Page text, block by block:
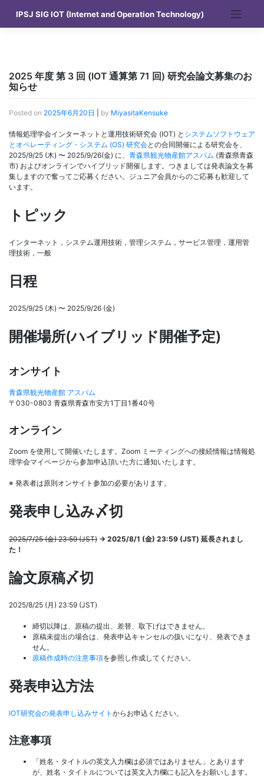
content
IPSJ SIG IOT (Internet and Operation Technology)
2025 年度 第 3 回 (IOT 通算第 71 回) 研究会論文募集のお
知らせ
Posted on 2025年6月20日 by MiyasitaKensuke
情報処理学会インターネットと運用技術研究会 (IOT) と システムソフトウェア
とオペレーティング・システム (OS) 研究会との合同開催による研究会を、
2025/9/25 (木) 〜 2025/9/26(金) に、 青森県観光物産館アスパム (青森県青森
市) およびオンラインでハイブリッド開催します。つきましては発表論文を募
集しますので奮ってご応募ください。ジュニア会員からのご応募も歓迎して
います。
トピック
インターネット，システム運用技術，管理システム，サービス管理，運用管
理技術，一般
日程
2025/9/25 (木) 〜 2025/9/26 (金)
開催場所(ハイブリッド開催予定)
オンサイト
青森県観光物産館 アスパム
〒030-0803 青森県青森市安方1丁目1番40号
オンライン
Zoom を使用して開催いたします。Zoom ミーティングへの接続情報は情報処
理学会マイページから参加申込頂いた方に通知いたします。
※ 発表者は原則オンサイト参加の必要があります。
発表申し込み〆切
2025/7/25 (金) 23:59 (JST) → 2025/8/1 (金) 23:59 (JST) 延長されまし
た！
論文原稿〆切
2025/8/25 (月) 23:59 (JST)
締切以降は、原稿の提出、差替、取下げはできません。
原稿未提出の場合は、発表申込キャンセルの扱いになり、発表できま
せん。
原稿作成時の注意事項を参照し作成してください。
発表申込方法
IOT研究会の発表申し込みサイト からお申込ください。
注意事項
「姓名・タイトルの英文入力欄は必須ではありません」とあります
が、姓名・タイトルについては英文入力欄にも記入をお願いします。